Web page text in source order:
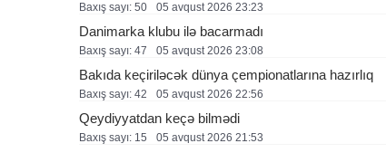
Baxış sayı: 50 05 avqust 2026 23:23
Danimarka klubu ilə bacarmadı
Baxış sayı: 47 05 avqust 2026 23:08
Bakıda keçiriləcək dünya çempionatlarına hazırlıq
Baxış sayı: 42 05 avqust 2026 22:56
Qeydiyyatdan keçə bilmədi
Baxış sayı: 15 05 avqust 2026 21:53